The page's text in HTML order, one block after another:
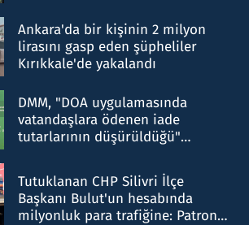
Ankara'da bir kişinin 2 milyon
lirasını gasp eden şüpheliler
Kırıkkale'de yakalandı
DMM, "DOA uygulamasında
vatandaşlara ödenen iade
tutarlarının düşürüldüğü"
Tutuklanan CHP Silivri İlçe
Başkanı Bulut'un hesabında
milyonluk para trafiğine: Patron